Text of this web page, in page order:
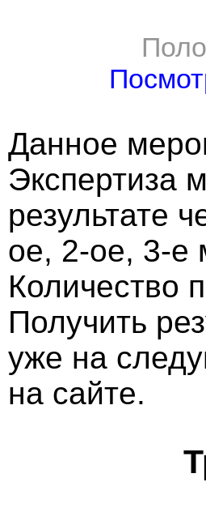
Данное
Экспертиза
результате
ое, 2-ое, 3-е
Количество
Получить
уже на
на сайте.